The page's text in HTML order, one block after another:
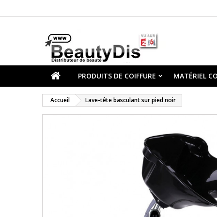
PRODUITS DE COIFFURE MATÉRIEL
Accueil Lave-tête basculant sur pied noir